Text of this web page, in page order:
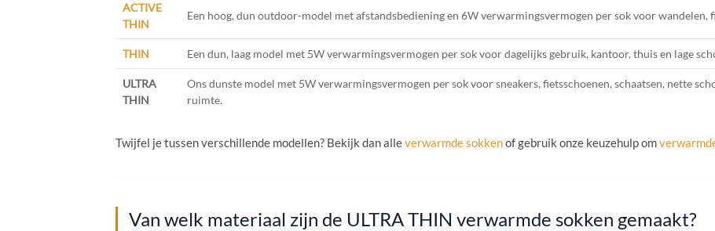
ACTIVE
THIN
Een hoog, dun outdoor-model met afstandsbediening en 6W verwarmingsvermogen per sok voor wandelen,
THIN Een dun, laag model met 5W verwarmingsvermogen per sok voor dagelijks gebruik, kantoor, thuis en lage
ULTRA
THIN
Ons dunste model met 5W verwarmingsvermogen per sok voor sneakers, fietsschoenen, schaatsen, nette
ruimte.
Twijfel je tussen verschillende modellen? Bekijk dan alleverwarmde sokkenof gebruik onze keuzehulp om
Van welk materiaal zijn de ULTRA THIN verwarmde sokken gemaakt?